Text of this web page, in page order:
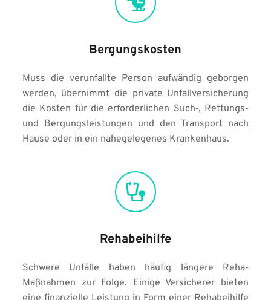
Bergungskosten
Muss die verunfallte Person aufwändig geborgen
werden, übernimmt die private Unfallversicherung
die Kosten für die erforderlichen Such‑, Rettungs-
und Bergungsleistungen und den Transport nach
Hause oder in ein nahegelegenes Krankenhaus.
Rehabeihilfe
Schwere Unfälle haben häufig längere Reha-
Maßnahmen zur Folge. Einige Versicherer bieten